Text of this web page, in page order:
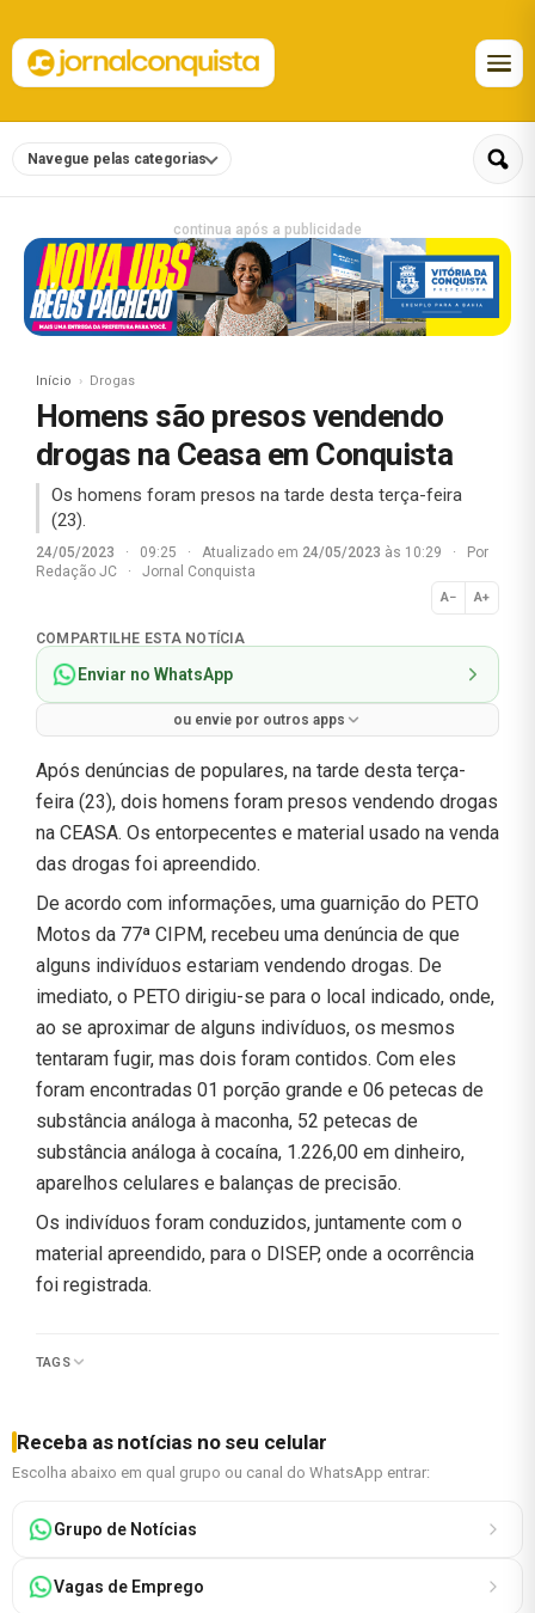
Navegue pelas categorias
continua após a publicidade
Início Drogas
Homens são presos vendendo
drogas na Ceasa em Conquista
Os homens foram presos na tarde desta terça-feira
(23).
24/05/2023 · 09:25 · Atualizado em 24/05/2023 às 10:29 ·
Por
Redação JC
· Jornal Conquista
A− A+
Normal
COMPARTILHE ESTA NOTÍCIA
Enviar no WhatsApp
ou envie por outros apps
Após denúncias de populares, na tarde desta terça-
feira (23), dois homens foram presos vendendo drogas
na CEASA. Os entorpecentes e material usado na venda
das drogas foi apreendido.
De acordo com informações, uma guarnição do PETO
Motos da 77ª CIPM, recebeu uma denúncia de que
alguns indivíduos estariam vendendo drogas. De
imediato, o PETO dirigiu-se para o local indicado, onde,
ao se aproximar de alguns indivíduos, os mesmos
tentaram fugir, mas dois foram contidos. Com eles
foram encontradas 01 porção grande e 06 petecas de
substância análoga à maconha, 52 petecas de
substância análoga à cocaína, 1.226,00 em dinheiro,
aparelhos celulares e balanças de precisão.
Os indivíduos foram conduzidos, juntamente com o
material apreendido, para o DISEP, onde a ocorrência
foi registrada.
TAGS
Receba as notícias no seu celular
Escolha abaixo em qual grupo ou canal do WhatsApp entrar:
Grupo de Notícias
Vagas de Emprego